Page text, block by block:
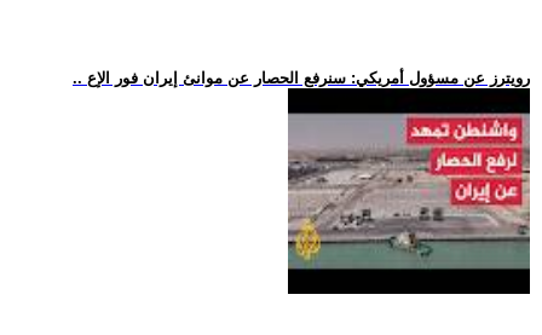
.. رويترز عن مسؤول أمريكي: سنرفع الحصار عن موانئ إيران فور الإع